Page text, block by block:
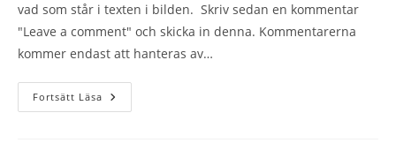
vad som står i texten i bilden. Skriv sedan en kommentar
"Leave a comment" och skicka in denna. Kommentarerna
kommer endast att hanteras av…
Fortsätt Läsa Motion
6